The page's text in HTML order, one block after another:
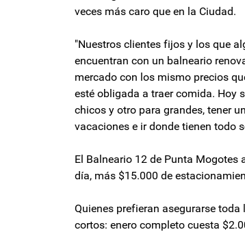
veces más caro que en la Ciudad.
"Nuestros clientes fijos y los que
encuentran con un balneario
mercado con los mismo precios
esté obligada a traer comida. Hoy
chicos y otro para grandes, tener
vacaciones e ir donde tienen todo
El Balneario 12 de Punta Mogotes
día, más $15.000 de
Quienes prefieran asegurarse
cortos: enero completo cuesta